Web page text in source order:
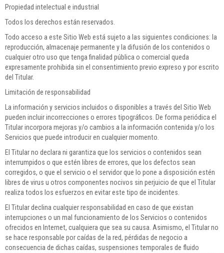
Propiedad intelectual e industrial
Todos los derechos están reservados.
Todo acceso a este Sitio Web está sujeto a las siguientes condiciones: la
reproducción, almacenaje permanente y la difusión de los contenidos o
cualquier otro uso que tenga finalidad pública o comercial queda
expresamente prohibida sin el consentimiento previo expreso y por escrito
del Titular.
Limitación de responsabilidad
La información y servicios incluidos o disponibles a través del Sitio Web
pueden incluir incorrecciones o errores tipográficos. De forma periódica el
Titular incorpora mejoras y/o cambios a la información contenida y/o los
Servicios que puede introducir en cualquier momento.
El Titular no declara ni garantiza que los servicios o contenidos sean
interrumpidos o que estén libres de errores, que los defectos sean
corregidos, o que el servicio o el servidor que lo pone a disposición estén
libres de virus u otros componentes nocivos sin perjuicio de que el Titular
realiza todos los esfuerzos en evitar este tipo de incidentes.
El Titular declina cualquier responsabilidad en caso de que existan
interrupciones o un mal funcionamiento de los Servicios o contenidos
ofrecidos en Internet, cualquiera que sea su causa. Asimismo, el Titular no
se hace responsable por caídas de la red, pérdidas de negocio a
consecuencia de dichas caídas, suspensiones temporales de fluido